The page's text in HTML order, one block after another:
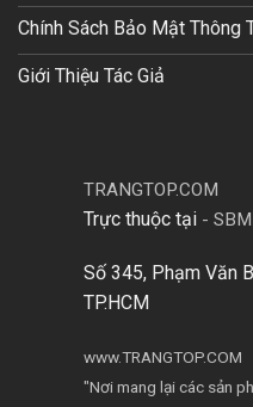
Chính Sách Bảo Mật Thông
Giới Thiệu Tác Giả
TRANGTOP.COM
Trực thuộc tại -
Số 345, Phạm Văn
TP.HCM
www.TRANGTOP.COM
"Nơi mang lại các sản